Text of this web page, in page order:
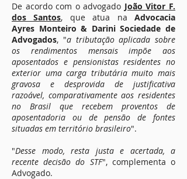
De acordo com o advogado João Vitor F.
dos Santos, que atua naAdvocacia
Ayres Monteiro & Darini Sociedade de
Advogados, "a tributação aplicada sobre
os rendimentos mensais impõe aos
aposentados e pensionistas residentes no
exterior uma carga tributária muito mais
gravosa e desprovida de justificativa
razoável, comparativamente aos residentes
no Brasil que recebem proventos de
aposentadoria ou de pensão de fontes
situadas em território brasileiro".
"Desse modo, resta justa e acertada, a
recente decisão do STF", complementa o
Advogado.